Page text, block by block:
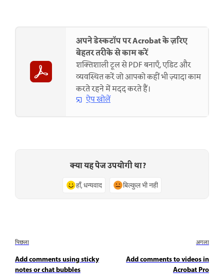
अपने डेस्कटॉप पर Acrobat के ज़रिए
बेहतर तरीके से काम करें
शक्तिशाली टूल से PDF बनाएँ, एडिट और
व्यवस्थित करें जो आपको कहीं भी ज़्यादा काम
करते रहने में मदद करते हैं।
ऐप खोलें
क्या यह पेज उपयोगी था?
हाँ, धन्यवाद बिल्कुल भी नहीं
पिछला
Add comments using sticky
notes or chat bubbles
अगला
Add comments to videos in
Acrobat Pro